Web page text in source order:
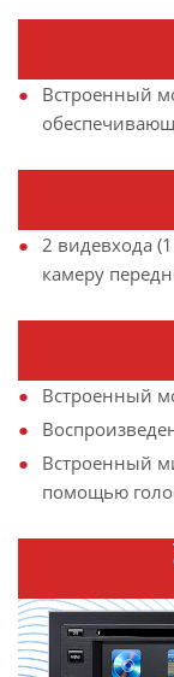
Встроенный
2 видевхода
камеру
Встроенный
Встроенный
помощью